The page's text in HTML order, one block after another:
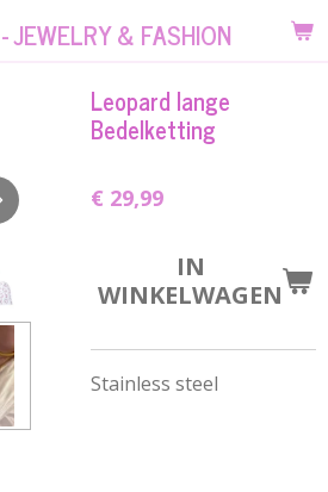
JEWELRY & FASHION
Leopard lange
Bedelketting
€ 29,99
IN
WINKELWAGEN
Stainless steel